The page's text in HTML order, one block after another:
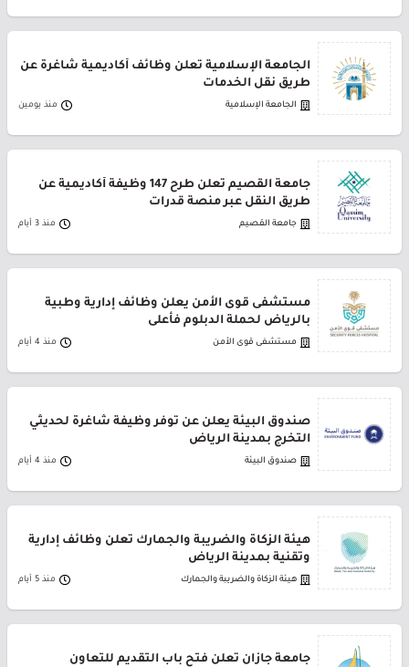
الجامعة الإسلامية تعلن وظائف أكاديمية شاغرة عن
طريق نقل الخدمات
الجامعة الإسلامية منذ يومين
جامعة القصيم تعلن طرح 147 وظيفة أكاديمية عن
طريق النقل عبر منصة قدرات
جامعة القصيم منذ 3 أيام
مستشفى قوى الأمن يعلن وظائف إدارية وطبية
بالرياض لحملة الدبلوم فأعلى
مستشفى قوى الأمن منذ 4 أيام
صندوق البيئة يعلن عن توفر وظيفة شاغرة لحديثي
التخرج بمدينة الرياض
صندوق البيئة منذ 4 أيام
هيئة الزكاة والضريبة والجمارك تعلن وظائف إدارية
وتقنية بمدينة الرياض
هيئة الزكاة والضريبة والجمارك منذ 5 أيام
جامعة جازان تعلن فتح باب التقديم للتعاون